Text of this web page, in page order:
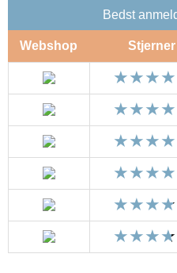
Bedst
Webshop Stjerner